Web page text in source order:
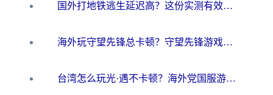
国外打地铁逃生延迟高？这份实测有效的低延迟指南帮你吃鸡
海外玩守望先锋总卡顿？守望先锋游戏加速器在哪里买&避坑指南（附欧洲非洲游戏实测）
台湾怎么玩光·遇不卡顿？海外党国服游戏加速终极攻略（附实测体验）